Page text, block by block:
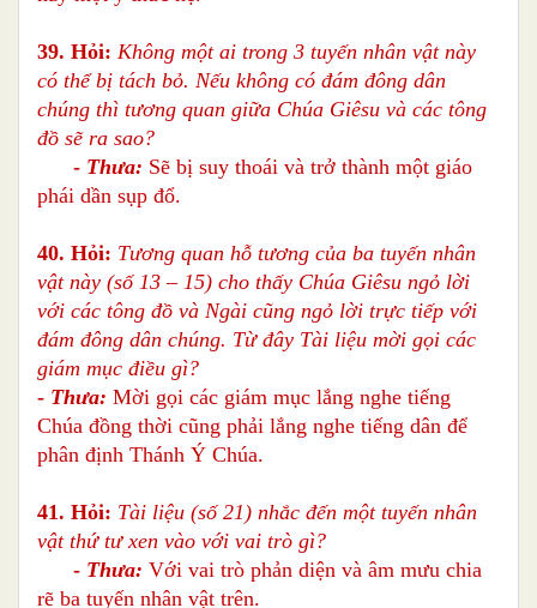
39. Hỏi: Không một ai trong 3 tuyến nhân vật này
có thể bị tách bỏ. Nếu không có đám đông dân
chúng thì tương quan giữa Chúa Giêsu và các tông
đồ sẽ ra sao?
- Thưa: Sẽ bị suy thoái và trở thành một giáo
phái dần sụp đổ.
40. Hỏi: Tương quan hỗ tương của ba tuyến nhân
vật này (số 13 – 15) cho thấy Chúa Giêsu ngỏ lời
với các tông đồ và Ngài cũng ngỏ lời trực tiếp với
đám đông dân chúng. Từ đây Tài liệu mời gọi các
giám mục điều gì?
- Thưa: Mời gọi các giám mục lắng nghe tiếng
Chúa đồng thời cũng phải lắng nghe tiếng dân để
phân định Thánh Ý Chúa.
41. Hỏi: Tài liệu (số 21) nhắc đến một tuyến nhân
vật thứ tư xen vào với vai trò gì?
- Thưa: Với vai trò phản diện và âm mưu chia
rẽ ba tuyến nhân vật trên.